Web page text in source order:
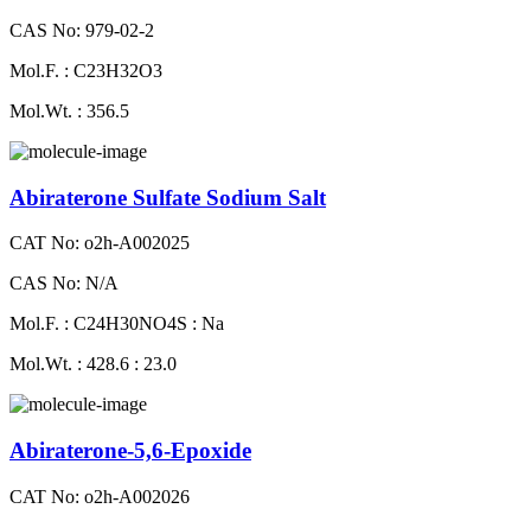
CAS No: 979-02-2
Mol.F. : C23H32O3
Mol.Wt. : 356.5
Abiraterone Sulfate Sodium Salt
CAT No: o2h-A002025
CAS No: N/A
Mol.F. : C24H30NO4S : Na
Mol.Wt. : 428.6 : 23.0
Abiraterone-5,6-Epoxide
CAT No: o2h-A002026